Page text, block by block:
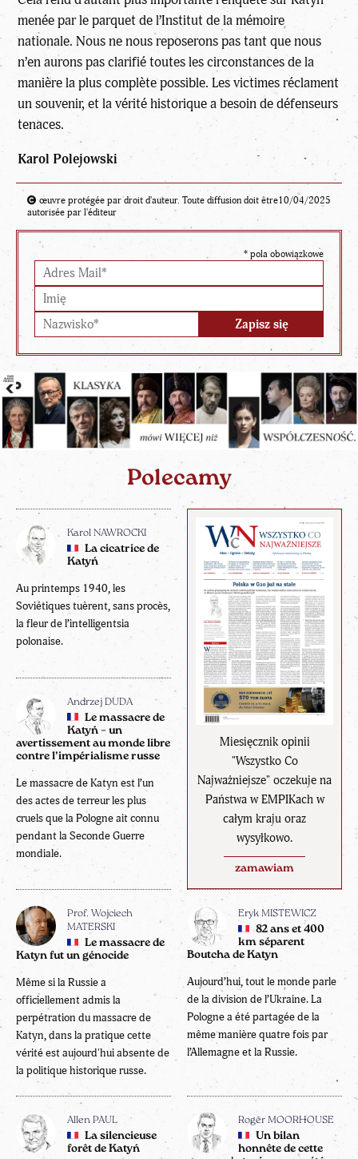
menée par le parquet de l’Institut de la mémoire
nationale. Nous ne nous reposerons pas tant que nous
n’en aurons pas clarifié toutes les circonstances de la
manière la plus complète possible. Les victimes réclament
un souvenir, et la vérité historique a besoin de défenseurs
tenaces.
Karol Polejowski
œuvre protégée par droit d'auteur. Toute diffusion doit être
autorisée par l'éditeur
10/04/2025
* pola obowiązkowe
Polecamy
Miesięcznik opinii
"Wszystko Co
Najważniejsze" oczekuje na
Państwa w EMPIKach w
całym kraju oraz
wysyłkowo.
zamawiam
Karol NAWROCKI
La cicatrice de
Katyń
Au printemps 1940, les
Soviétiques tuèrent, sans procès,
la fleur de l’intelligentsia
polonaise.
Andrzej DUDA
Le massacre de
Katyń – un
avertissement au monde libre
contre l’impérialisme russe
Le massacre de Katyn est l’un
des actes de terreur les plus
cruels que la Pologne ait connu
pendant la Seconde Guerre
mondiale.
Prof. Wojciech
MATERSKI
Le massacre de
Katyn fut un génocide
Même si la Russie a
officiellement admis la
perpétration du massacre de
Katyn, dans la pratique cette
vérité est aujourd'hui absente de
la politique historique russe.
Eryk MISTEWICZ
82 ans et 400
km séparent
Boutcha de Katyn
Aujourd’hui, tout le monde parle
de la division de l’Ukraine. La
Pologne a été partagée de la
même manière quatre fois par
l’Allemagne et la Russie.
Allen PAUL
La silencieuse
forêt de Katyń
Roger MOORHOUSE
Un bilan
honnête de cette